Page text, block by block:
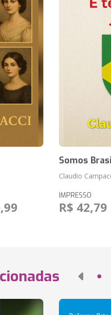
Somos
Claudio
IMPRESSO
R$ 42,79